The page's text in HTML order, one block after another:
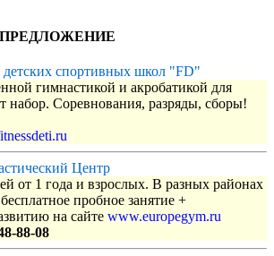
детских спортивных школ "FD"
гимнастикой и акробатикой для
набор. Соревнования, разряды, сборы!
Центр
от 1 года и взрослых. В разных районах
пробное занятие +
на сайте www.europegym.ru
88-08